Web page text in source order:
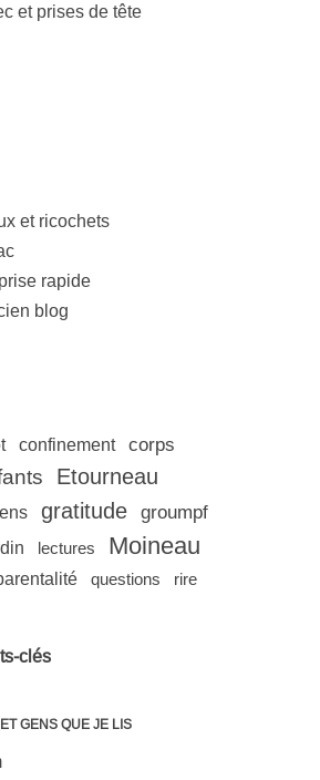
et prises de tête
et ricochets
rapide
blog
confinement corps
Etourneau
gratitude groumpf
lectures Moineau
questions
rire
clés
GENS QUE JE LIS